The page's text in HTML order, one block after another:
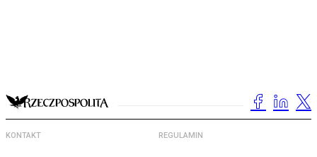
KONTAKT REGULAMIN